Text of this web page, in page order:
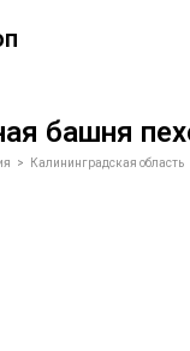
башня
> Калининградская область